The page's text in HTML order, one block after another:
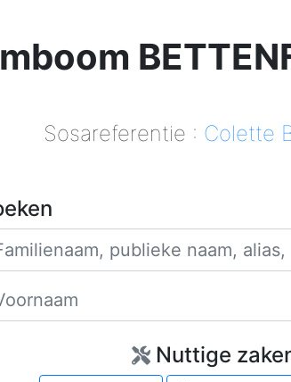
Sosareferentie : Colette
Nuttige